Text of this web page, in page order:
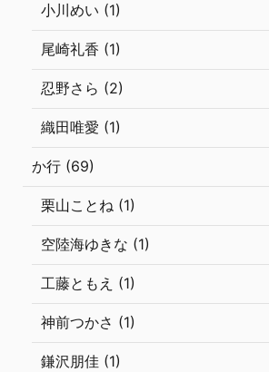
小川めい (1)
尾崎礼香 (1)
忍野さら (2)
織田唯愛 (1)
か行 (69)
栗山ことね (1)
空陸海ゆきな (1)
工藤ともえ (1)
神前つかさ (1)
鎌沢朋佳 (1)